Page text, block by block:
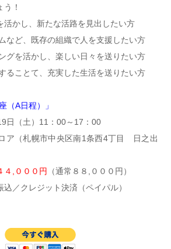
！
かし、新たな活路を見出したい方
など、既存の組織で人を支援したい方
グを活かし、楽しい日々を送りたい方
ることて、充実した生活を送りたい方
（A日程）」
日（土）11：00～17：00
ア（札幌市中央区南1条西4丁目 日之出
４,０００円
（通常８８,０００円）
込／クレジット決済（ペイパル）